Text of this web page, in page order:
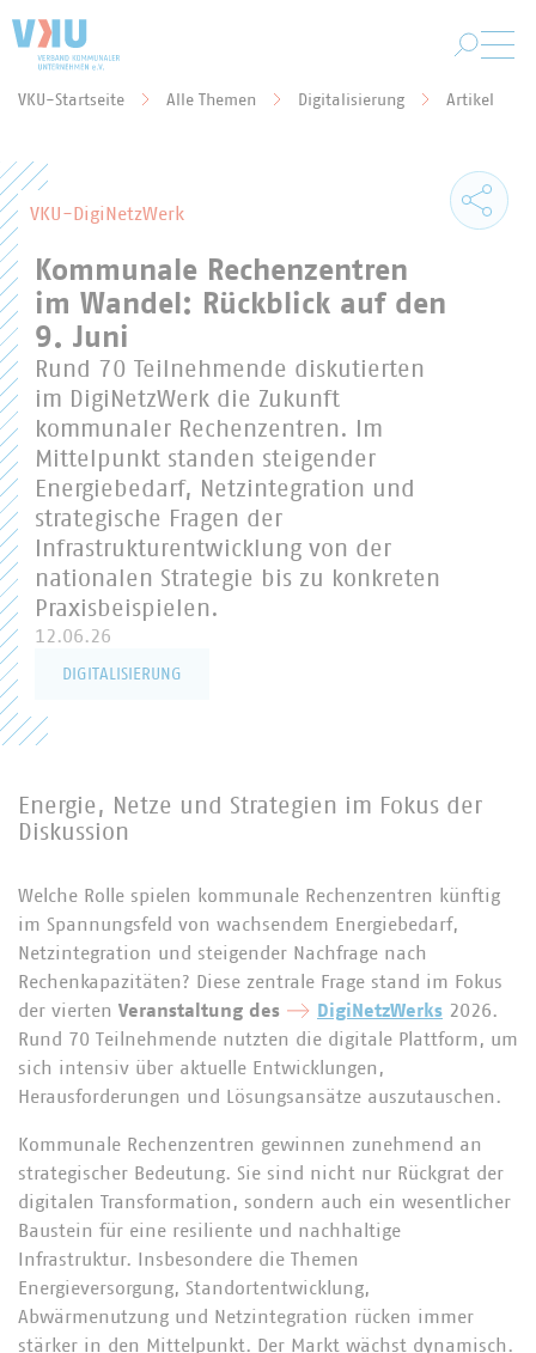
VKU-Startseite Alle Themen Digitalisierung Artikel
VKU-DigiNetzWerk
Kommunale Rechenzentren
im Wandel: Rückblick auf den
9. Juni
Rund 70 Teilnehmende diskutierten
im DigiNetzWerk die Zukunft
kommunaler Rechenzentren. Im
Mittelpunkt standen steigender
Energiebedarf, Netzintegration und
strategische Fragen der
Infrastrukturentwicklung von der
nationalen Strategie bis zu konkreten
Praxisbeispielen.
12.06.26
DIGITALISIERUNG
Energie, Netze und Strategien im Fokus der
Diskussion
Welche Rolle spielen kommunale Rechenzentren künftig
im Spannungsfeld von wachsendem Energiebedarf,
Netzintegration und steigender Nachfrage nach
Rechenkapazitäten? Diese zentrale Frage stand im Fokus
der vierten Veranstaltung des DigiNetzWerks 2026.
Rund 70 Teilnehmende nutzten die digitale Plattform, um
sich intensiv über aktuelle Entwicklungen,
Herausforderungen und Lösungsansätze auszutauschen.
Kommunale Rechenzentren gewinnen zunehmend an
strategischer Bedeutung. Sie sind nicht nur Rückgrat der
digitalen Transformation, sondern auch ein wesentlicher
Baustein für eine resiliente und nachhaltige
Infrastruktur. Insbesondere die Themen
Energieversorgung, Standortentwicklung,
Abwärmenutzung und Netzintegration rücken immer
stärker in den Mittelpunkt. Der Markt wächst dynamisch.